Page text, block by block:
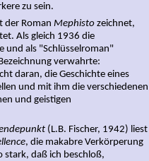
zu sein.
Roman Mephisto zeichnet,
Als gleich 1936 die
und als "Schlüsselroman"
verwahrte:
daran, die Geschichte eines
und mit ihm die verschiedenen
und geistigen
(L.B. Fischer, 1942) liest
, die makabre Verkörperung
stark, daß ich beschloß,